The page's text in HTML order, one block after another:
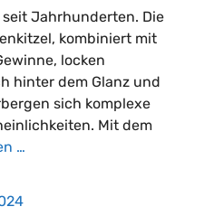
Jahrhunderten. Die
kombiniert mit
locken
hinter dem Glanz und
sich komplexe
Mit dem
…